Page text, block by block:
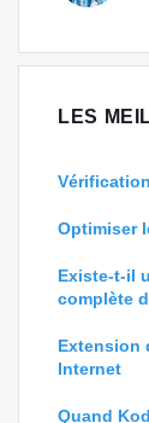
LES
Optimiser
Existe-t-il
complète
Extension
Internet
Quand